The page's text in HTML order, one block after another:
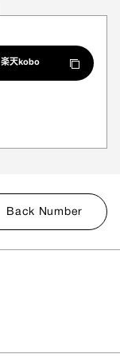
楽天kobo
Back Number